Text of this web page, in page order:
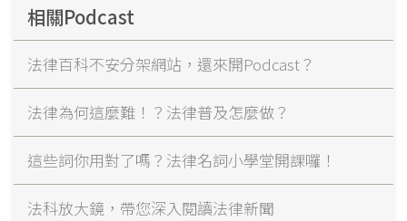
相關Podcast
法律百科不安分架網站，還來開Podcast？
法律為何這麼難！？法律普及怎麼做？
這些詞你用對了嗎？法律名詞小學堂開課囉！
法科放大鏡，帶您深入閱讀法律新聞